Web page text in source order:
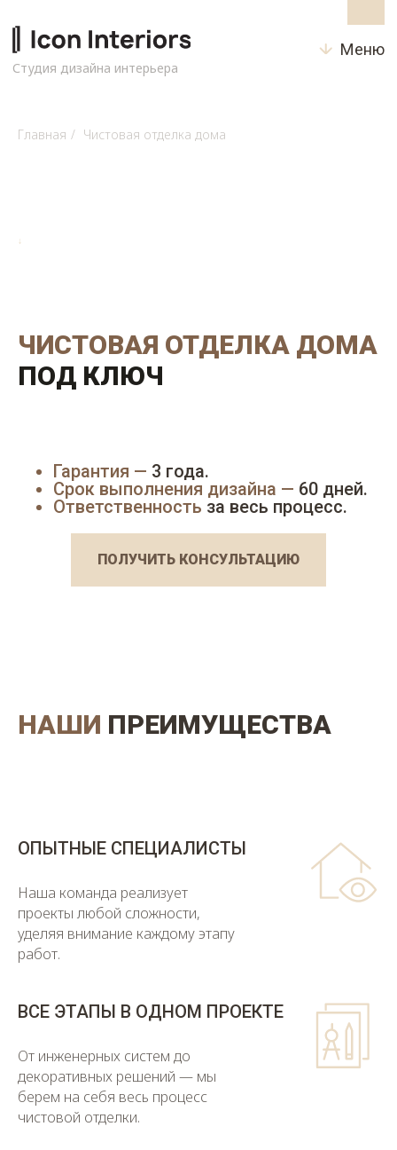
Студия дизайна интерьера
Главная / Чистовая отделка дома
↓
ЧИСТОВАЯ ОТДЕЛКА ДОМА
ПОД КЛЮЧ
Гарантия — 3 года.
Срок выполнения дизайна — 60 дней.
Ответственность за весь процесс.
ПОЛУЧИТЬ КОНСУЛЬТАЦИЮ
НАШИ ПРЕИМУЩЕСТВА
ОПЫТНЫЕ СПЕЦИАЛИСТЫ
Наша команда реализует
проекты любой сложности,
уделяя внимание каждому этапу
работ.
ВСЕ ЭТАПЫ В ОДНОМ ПРОЕКТЕ
От инженерных систем до
декоративных решений — мы
берем на себя весь процесс
чистовой отделки.